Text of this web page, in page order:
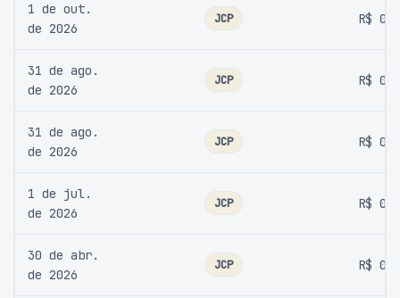
1 de out.
de 2026
JCP R$
31 de ago.
de 2026
JCP R$
31 de ago.
de 2026
JCP R$
1 de jul.
de 2026
JCP R$
30 de abr.
de 2026
JCP R$